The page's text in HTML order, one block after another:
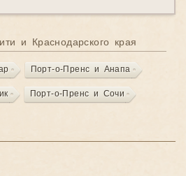
и Краснодарского края
Порт-о-Пренс и Анапа
Порт-о-Пренс и Сочи